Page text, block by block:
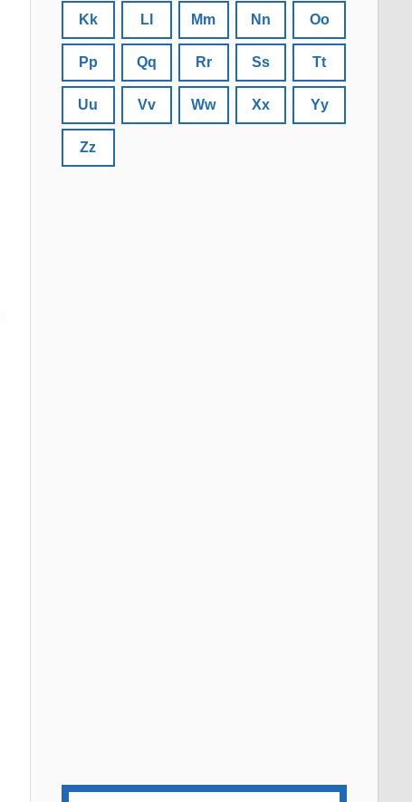
Kk Ll Mm Nn Oo
Pp Qq Rr Ss Tt
Uu Vv Ww Xx Yy
Zz